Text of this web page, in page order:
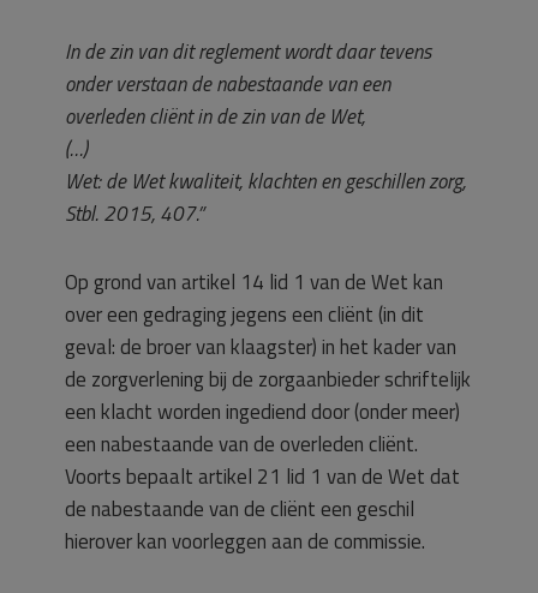
In de zin van dit reglement wordt daar tevens
onder verstaan de nabestaande van een
overleden cliënt in de zin van de Wet,
(…)
Wet: de Wet kwaliteit, klachten en geschillen zorg,
Stbl. 2015, 407.”
Op grond van artikel 14 lid 1 van de Wet kan
over een gedraging jegens een cliënt (in dit
geval: de broer van klaagster) in het kader van
de zorgverlening bij de zorgaanbieder schriftelijk
een klacht worden ingediend door (onder meer)
een nabestaande van de overleden cliënt.
Voorts bepaalt artikel 21 lid 1 van de Wet dat
de nabestaande van de cliënt een geschil
hierover kan voorleggen aan de commissie.